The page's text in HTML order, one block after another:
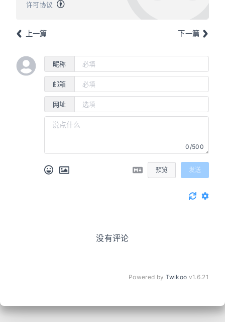
许可协议
上一篇 下一篇
昵称
邮箱
网址
0/500
预览 发送
没有评论
Powered by Twikoo v1.6.21